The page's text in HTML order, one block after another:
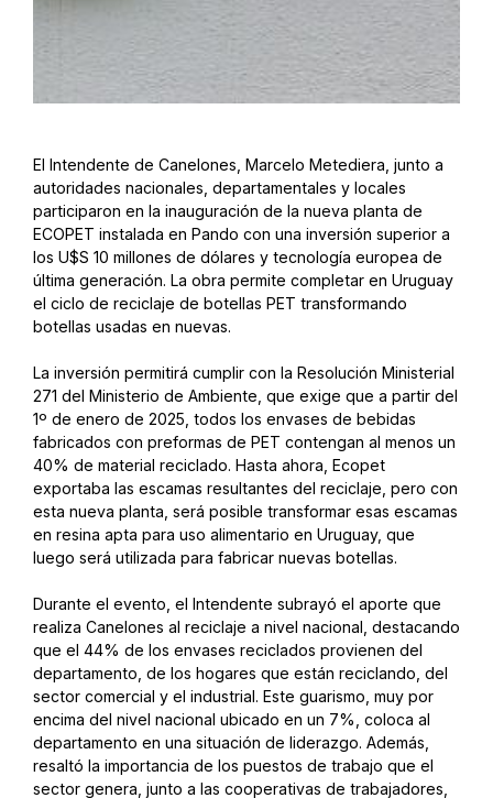
El Intendente de Canelones, Marcelo Metediera, junto a
autoridades nacionales, departamentales y locales
participaron en la inauguración de la nueva planta de
ECOPET instalada en Pando con una inversión superior a
los U$S 10 millones de dólares y tecnología europea de
última generación. La obra permite completar en Uruguay
el ciclo de reciclaje de botellas PET transformando
botellas usadas en nuevas.
La inversión permitirá cumplir con la Resolución Ministerial
271 del Ministerio de Ambiente, que exige que a partir del
1º de enero de 2025, todos los envases de bebidas
fabricados con preformas de PET contengan al menos un
40% de material reciclado. Hasta ahora, Ecopet
exportaba las escamas resultantes del reciclaje, pero con
esta nueva planta, será posible transformar esas escamas
en resina apta para uso alimentario en Uruguay, que
luego será utilizada para fabricar nuevas botellas.
Durante el evento, el Intendente subrayó el aporte que
realiza Canelones al reciclaje a nivel nacional, destacando
que el 44% de los envases reciclados provienen del
departamento, de los hogares que están reciclando, del
sector comercial y el industrial. Este guarismo, muy por
encima del nivel nacional ubicado en un 7%, coloca al
departamento en una situación de liderazgo. Además,
resaltó la importancia de los puestos de trabajo que el
sector genera, junto a las cooperativas de trabajadores,